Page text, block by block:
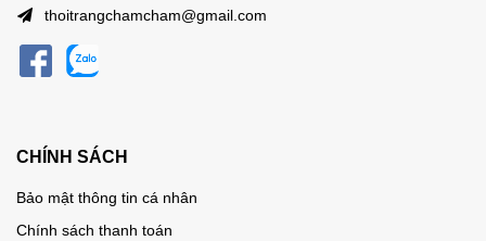
thoitrangchamcham@gmail.com
CHÍNH SÁCH
Bảo mật thông tin cá nhân
Chính sách thanh toán